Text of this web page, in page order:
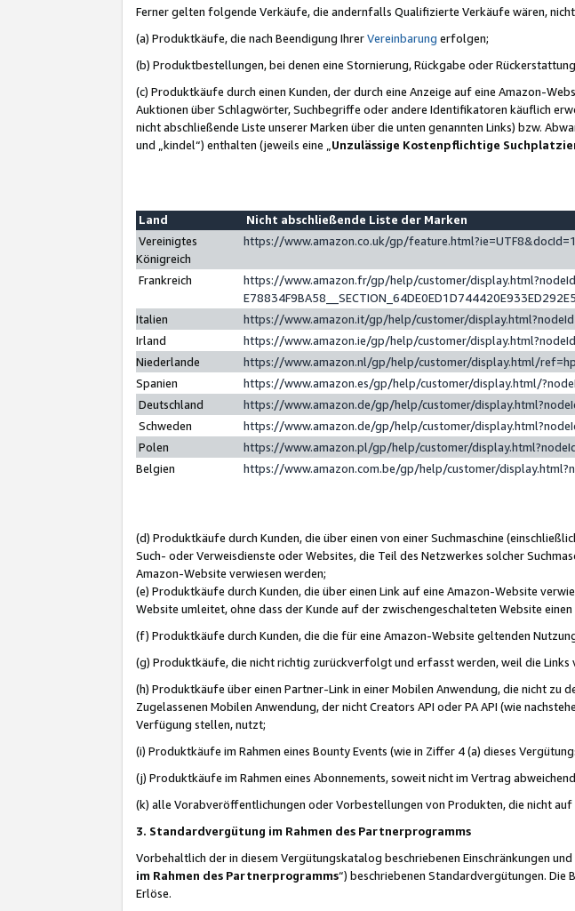
Ferner gelten folgende Verkäufe, die andernfalls Qualifizierte Verkäufe wären,
(a) Produktkäufe, die nach Beendigung IhrerVereinbarung erfolgen;
(b) Produktbestellungen, bei denen eine Stornierung, Rückgabe oder
(c) Produktkäufe durch einen Kunden, der durch eine Anzeige auf eine Amazon-
Auktionen über Schlagwörter, Suchbegriffe oder andere Identifikatoren käuflich
nicht abschließende Liste unserer Marken über die unten genannten Links) bzw.
und „kindel“) enthalten (jeweils eine „ Unzulässige Kostenpflichtige
Land
Nicht abschließende Liste der Marken
Vereinigtes
Königreich
https://www.amazon.co.uk/gp/
Frankreich
https://www.amazon.fr/gp/help/customer/
Italien
https://www.amazon.it/gp/help/customer/
Irland
https://www.amazon.ie/gp/help/customer/
Niederlande
https://www.amazon.nl/gp/help/customer/display.html/
Spanien
https://www.amazon.es/gp/help/customer/display.html/
Deutschland
https://www.amazon.de/gp/help/customer/
Schweden
https://www.amazon.de/gp/help/customer/
Polen
https://www.amazon.pl/gp/help/customer/
Belgien
https://www.amazon.com.be/gp/help/customer/
(d) Produktkäufe durch Kunden, die über einen von einer Suchmaschine
Such- oder Verweisdienste oder Websites, die Teil des Netzwerkes solcher
Amazon-Website verwiesen werden;
(e) Produktkäufe durch Kunden, die über einen Link auf eine Amazon-Website
Website umleitet, ohne dass der Kunde auf der zwischengeschalteten Website
(f) Produktkäufe durch Kunden, die die für eine Amazon-Website geltenden
(g) Produktkäufe, die nicht richtig zurückverfolgt und erfasst werden, weil die
(h) Produktkäufe über einen Partner-Link in einer Mobilen Anwendung, die nicht zu
Zugelassenen Mobilen Anwendung, der nicht Creators API oder PA API (wie
Verfügung stellen, nutzt;
(i) Produktkäufe im Rahmen eines Bounty Events (wie in Ziffer 4 (a) dieses
(j) Produktkäufe im Rahmen eines Abonnements, soweit nicht im Vertrag
(k) alle Vorabveröffentlichungen oder Vorbestellungen von Produkten, die nicht
3. Standardvergütung im Rahmen des Partnerprogramms
Vorbehaltlich der in diesem Vergütungskatalog beschriebenen Einschränkungen
im Rahmen des Partnerprogramms“) beschriebenen Standardvergütungen.
Erlöse.